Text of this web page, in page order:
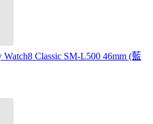
Watch8 Classic SM-L500 46mm (藍